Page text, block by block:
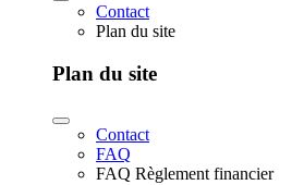
Contact
Plan du site
Plan du site
Contact
FAQ
FAQ Règlement financier